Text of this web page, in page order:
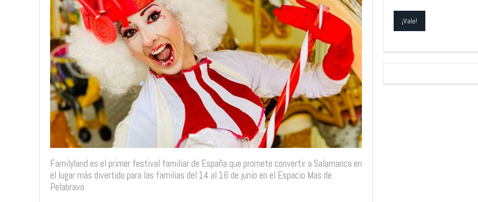
Familyland es el primer festival familiar de España que promete convertir a Salamanca en
el lugar más divertido para las familias del 14 al 16 de junio en el Espacio Mas de
Pelabravo.